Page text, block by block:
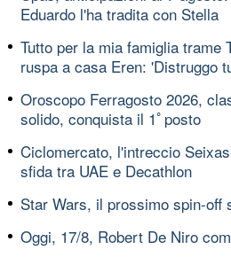
Eduardo l'ha tradita con Stella
Tutto per la mia famiglia trame
ruspa a casa Eren: 'Distruggo
Oroscopo Ferragosto 2026,
solido, conquista il 1ﾟposto
Ciclomercato, l'intreccio
sfida tra UAE e Decathlon
Star Wars, il prossimo spin-off
Oggi, 17/8, Robert De Niro